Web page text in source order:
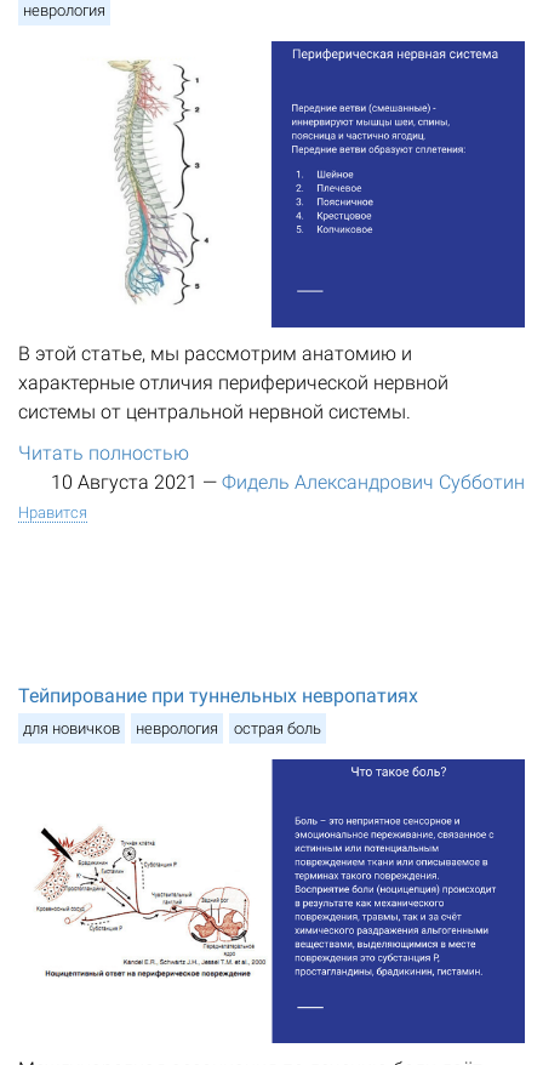
неврология
В этой статье, мы рассмотрим анатомию и
характерные отличия периферической нервной
системы от центральной нервной системы.
Читать полностью
10 Августа 2021 — Фидель Александрович Субботин
Нравится
Тейпирование при туннельных невропатиях
для новичков неврология острая боль